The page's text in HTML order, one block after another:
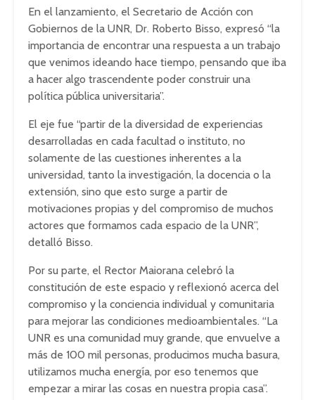
En el lanzamiento, el Secretario de Acción con
Gobiernos de la UNR, Dr. Roberto Bisso, expresó “la
importancia de encontrar una respuesta a un trabajo
que venimos ideando hace tiempo, pensando que iba
a hacer algo trascendente poder construir una
política pública universitaria”.
El eje fue “partir de la diversidad de experiencias
desarrolladas en cada facultad o instituto, no
solamente de las cuestiones inherentes a la
universidad, tanto la investigación, la docencia o la
extensión, sino que esto surge a partir de
motivaciones propias y del compromiso de muchos
actores que formamos cada espacio de la UNR”,
detalló Bisso.
Por su parte, el Rector Maiorana celebró la
constitución de este espacio y reflexionó acerca del
compromiso y la conciencia individual y comunitaria
para mejorar las condiciones medioambientales. “La
UNR es una comunidad muy grande, que envuelve a
más de 100 mil personas, producimos mucha basura,
utilizamos mucha energía, por eso tenemos que
empezar a mirar las cosas en nuestra propia casa”.